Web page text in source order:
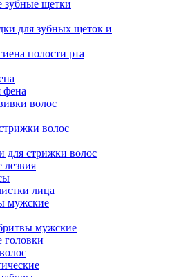
зубные щетки
для зубных щеток и
полости рта
фена
волос
волос
стрижки волос
лица
мужские
мужские